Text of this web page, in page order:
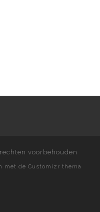
voorbehouden
met de Customizr thema